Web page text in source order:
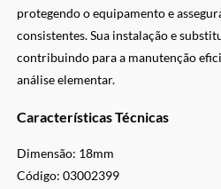
protegendo o equipamento e
consistentes. Sua instalação e
contribuindo para a manutenção
análise elementar.
Características Técnicas
Dimensão: 18mm
Código: 03002399